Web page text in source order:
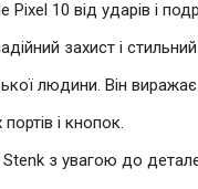
10 від ударів і
захист і
людини. Він виражає
і кнопок.
з увагою до